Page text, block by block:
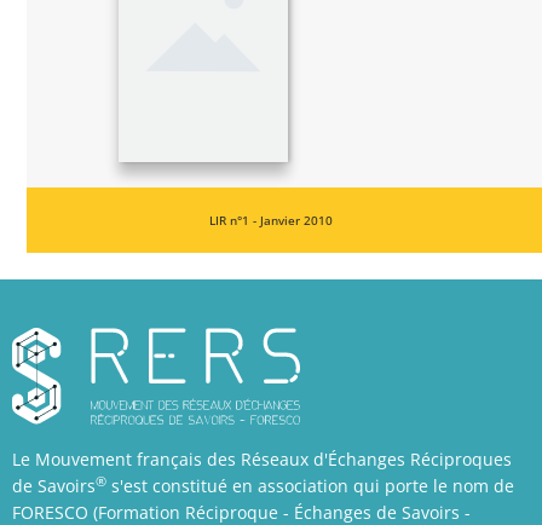
LIR n°1 - Janvier 2010
Le Mouvement français des Réseaux d'Échanges Réciproques
de Savoirs® s'est constitué en association qui porte le nom de
FORESCO (Formation Réciproque - Échanges de Savoirs -